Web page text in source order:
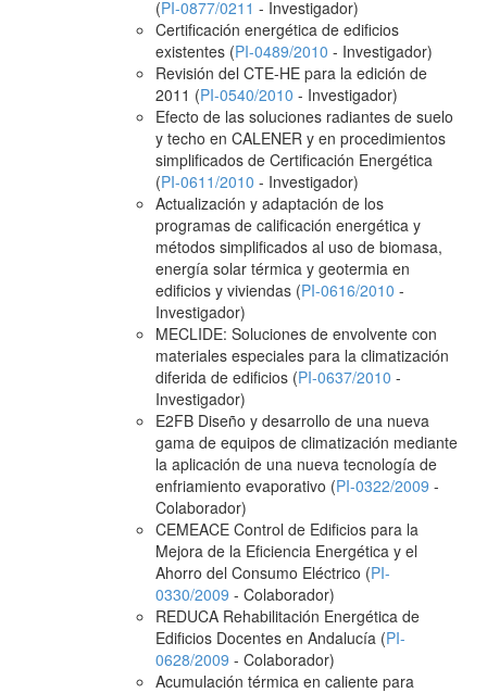
(PI-0877/0211 - Investigador)
Certificación energética de edificios
existentes (PI-0489/2010 - Investigador)
Revisión del CTE-HE para la edición de
2011 (PI-0540/2010 - Investigador)
Efecto de las soluciones radiantes de suelo
y techo en CALENER y en procedimientos
simplificados de Certificación Energética
(PI-0611/2010 - Investigador)
Actualización y adaptación de los
programas de calificación energética y
métodos simplificados al uso de biomasa,
energía solar térmica y geotermia en
edificios y viviendas (PI-0616/2010 -
Investigador)
MECLIDE: Soluciones de envolvente con
materiales especiales para la climatización
diferida de edificios (PI-0637/2010 -
Investigador)
E2FB Diseño y desarrollo de una nueva
gama de equipos de climatización mediante
la aplicación de una nueva tecnología de
enfriamiento evaporativo (PI-0322/2009 -
Colaborador)
CEMEACE Control de Edificios para la
Mejora de la Eficiencia Energética y el
Ahorro del Consumo Eléctrico (PI-
0330/2009 - Colaborador)
REDUCA Rehabilitación Energética de
Edificios Docentes en Andalucía (PI-
0628/2009 - Colaborador)
Acumulación térmica en caliente para